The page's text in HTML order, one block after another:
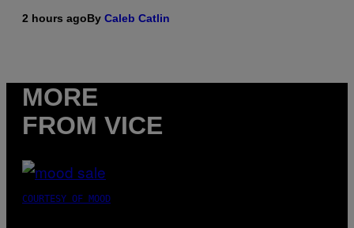
2 hours agoBy Caleb Catlin
MORE
FROM VICE
COURTESY OF MOOD